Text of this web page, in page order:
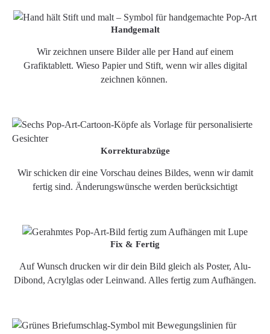
Handgemalt
Wir zeichnen unsere Bilder alle per Hand auf einem
Grafiktablett. Wieso Papier und Stift, wenn wir alles digital
zeichnen können.
Korrekturabzüge
Wir schicken dir eine Vorschau deines Bildes, wenn wir damit
fertig sind. Änderungswünsche werden berücksichtigt
Fix & Fertig
Auf Wunsch drucken wir dir dein Bild gleich als Poster, Alu-
Dibond, Acrylglas oder Leinwand. Alles fertig zum Aufhängen.